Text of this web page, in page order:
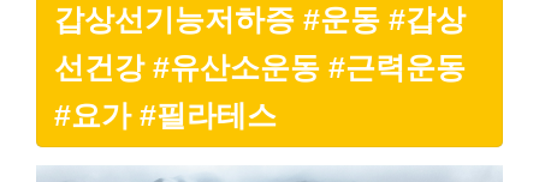
갑상선기능저하증 #운동 #갑상
선건강 #유산소운동 #근력운동
#요가 #필라테스